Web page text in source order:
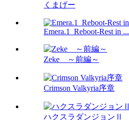
くまげー
Emera.1_Reboot-Rest in ...
Zeke ～前編～
Crimson Valkyria序章
ハクスラダンジョンⅡ